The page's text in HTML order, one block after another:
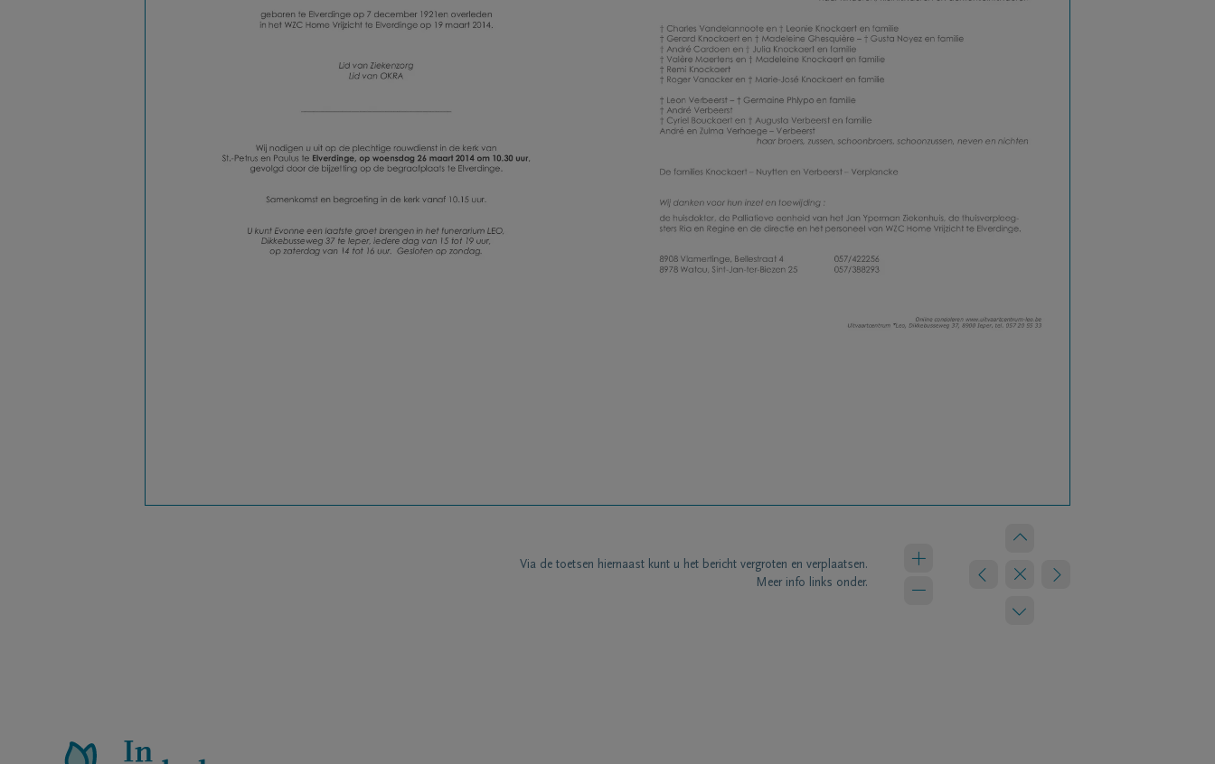
Via de toetsen hiernaast kunt u het bericht vergroten en verplaatsen.
Meer info links onder.